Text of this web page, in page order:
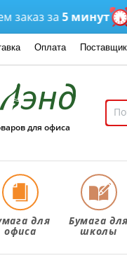
за5 минут
Оплата
для офиса
для
офиса
Бумага для
школы